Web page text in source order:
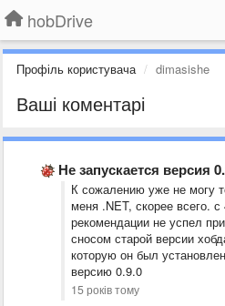
hobDrive
Профіль користувача dimasishe
Ваші коментарі
Не запускается версия
К сожалению уже не могу
меня .NET, скорее всего.
рекомендации не успел
сносом старой версии
которую он был
версию 0.9.0
15 років тому